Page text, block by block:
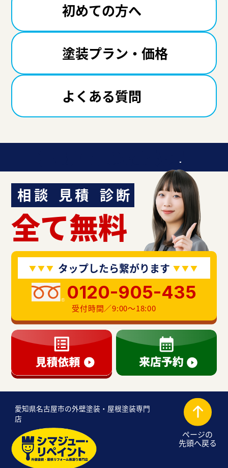
初めての方へ
塗装プラン・価格
よくある質問
迷ったら聞いてみよう！
相談 見積 診断
全て無料
タップしたら繋がります
0120-905-435
受付時間／9:00〜18:00
ページの
先頭へ戻る
愛知県名古屋市の外壁塗装・屋根塗装専門
店